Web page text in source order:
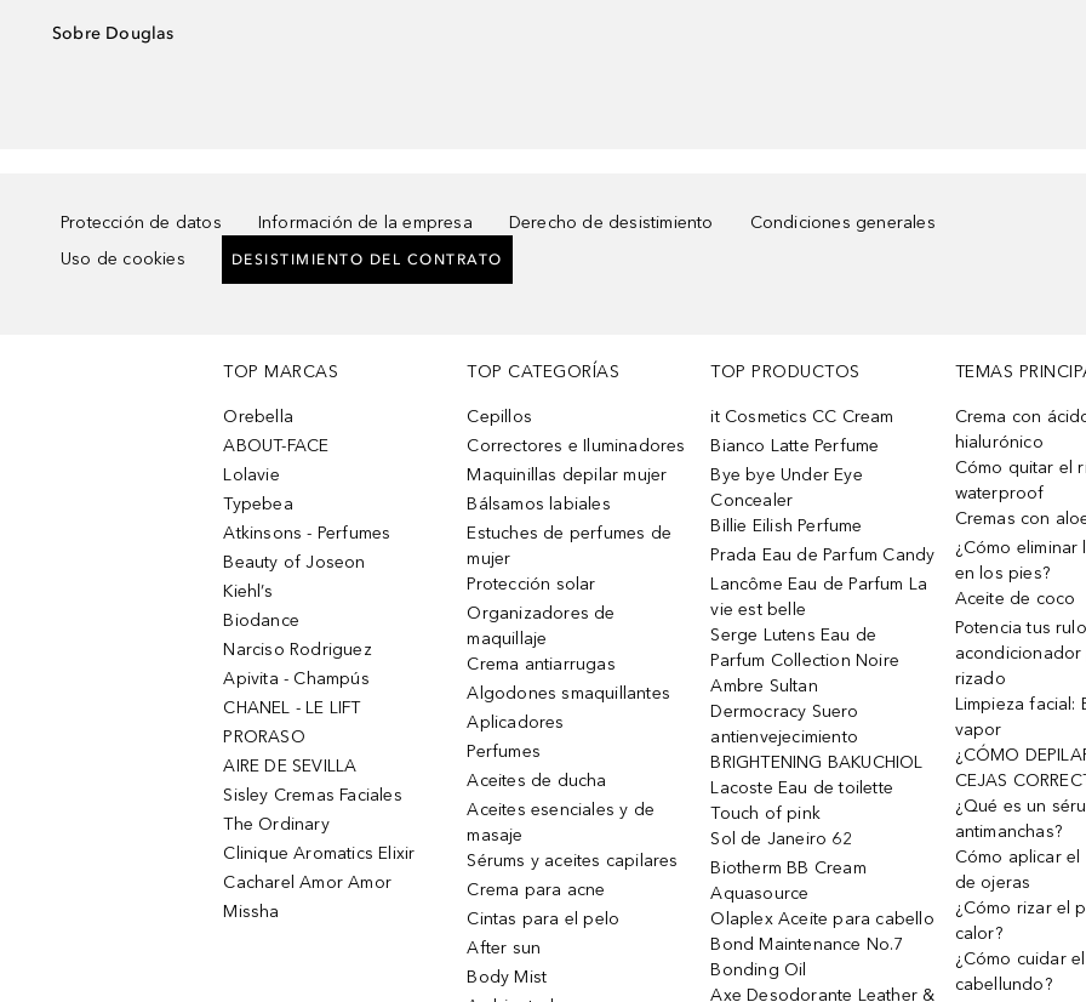
Sobre Douglas
Protección de datos Información de la empresa Derecho de desistimiento
Condiciones generales
Uso de cookies
DESISTIMIENTO DEL CONTRATO
TOP MARCAS
Orebella
ABOUT-FACE
Lolavie
Typebea
Atkinsons - Perfumes
Beauty of Joseon
Kiehl’s
Biodance
Narciso Rodriguez
Apivita - Champús
CHANEL - LE LIFT
PRORASO
AIRE DE SEVILLA
Sisley Cremas Faciales
The Ordinary
Clinique Aromatics Elixir
Cacharel Amor Amor
Missha
TOP CATEGORÍAS
Cepillos
Correctores e Iluminadores
Maquinillas depilar mujer
Bálsamos labiales
Estuches de perfumes de
mujer
Protección solar
Organizadores de
maquillaje
Crema antiarrugas
Algodones smaquillantes
Aplicadores
Perfumes
Aceites de ducha
Aceites esenciales y de
masaje
Sérums y aceites capilares
Crema para acne
Cintas para el pelo
After sun
Body Mist
TOP PRODUCTOS
it Cosmetics CC Cream
Bianco Latte Perfume
Bye bye Under Eye
Concealer
Billie Eilish Perfume
Prada Eau de Parfum Candy
Lancôme Eau de Parfum La
vie est belle
Serge Lutens Eau de
Parfum Collection Noire
Ambre Sultan
Dermocracy Suero
antienvejecimiento
BRIGHTENING BAKUCHIOL
Lacoste Eau de toilette
Touch of pink
Sol de Janeiro 62
Biotherm BB Cream
Aquasource
Olaplex Aceite para cabello
Bond Maintenance No.7
Bonding Oil
Axe Desodorante Leather &
TEMAS
Crema con
hialurónico
Cómo quitar el
waterproof
Cremas con
¿Cómo eliminar
en los pies?
Aceite de coco
Potencia tus
rizado
Limpieza facial:
vapor
¿CÓMO
CEJAS
¿Qué es un
antimanchas?
Cómo aplicar
de ojeras
¿Cómo rizar el
calor?
¿Cómo cuidar
cabellundo?